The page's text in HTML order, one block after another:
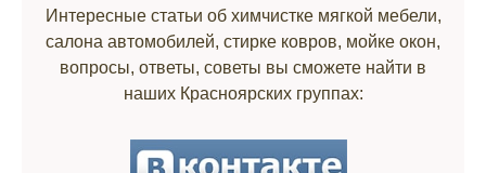
Интересные статьи об химчистке мягкой мебели,
салона автомобилей, стирке ковров, мойке окон,
вопросы, ответы, советы вы сможете найти в
наших Красноярских группах: